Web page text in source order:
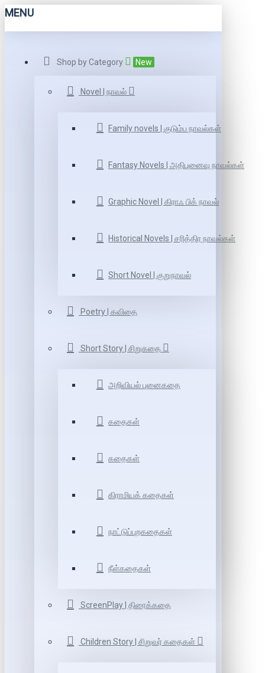
MENU
Shop by Category New
Novel | நாவல்
Family novels | குடும்ப நாவல்கள்
Fantasy Novels | அதிபுனைவு நாவல்கள்
Graphic Novel | கிராஃ பிக் நாவல்
Historical Novels | சரித்திர நாவல்கள்
Short Novel | குறுநாவல்
Poetry | கவிதை
Short Story | சிறுகதை
அறிவியல் புனைகதை
கதைகள்
கதைகள்
கிராமியக் கதைகள்
நாட்டுப்புறகதைகள்
நீள்கதைகள்
ScreenPlay | திரைக்கதை
Children Story | சிறுவர் கதைகள்